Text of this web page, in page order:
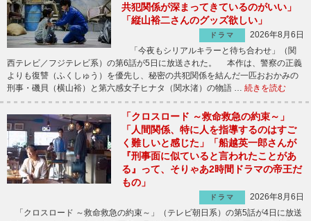
共犯関係が深まってきているのがいい」
「縦山裕二さんのグッズ欲しい」
ドラマ
2026年8月6日
「今夜もシリアルキラーと待ち合わせ」（関
西テレビ／フジテレビ系）の第6話が5日に放送された。 本作は、警察の正義
よりも復讐（ふくしゅう）を優先し、秘密の共犯関係を結んだ一匹おおかみの
刑事・磯貝（横山裕）と第六感女子ヒナタ（関水渚）の物語 … 続きを読む
「クロスロード ～救命救急の約束～」
「人間関係、特に人を指導するのはすご
く難しいと感じた」「船越英一郎さんが
『刑事面に似ていると言われたことがあ
る』って、そりゃあ2時間ドラマの帝王だ
もの」
ドラマ
2026年8月6日
「クロスロード ～救命救急の約束～」（テレビ朝日系）の第5話が4日に放送